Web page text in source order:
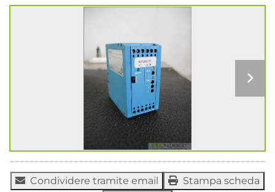
Condividere tramite email
Stampa scheda